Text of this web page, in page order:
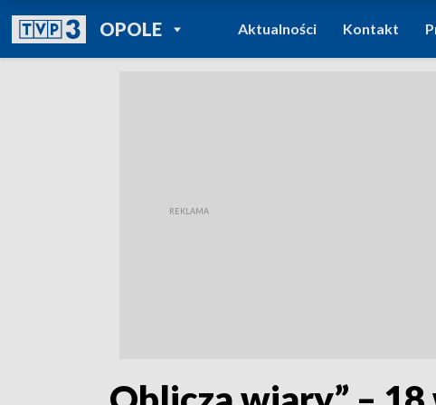
OPOLEPOWRÓT DO
TVP REGIONY
Aktualności Kontakt